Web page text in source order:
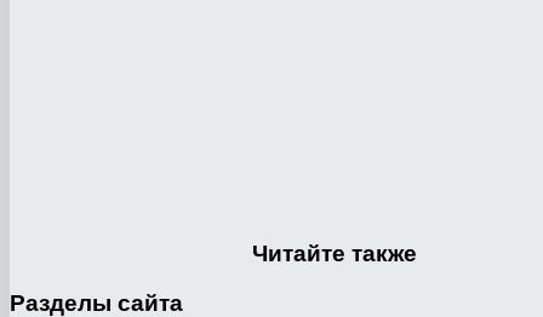
Читайте также
Разделы сайта